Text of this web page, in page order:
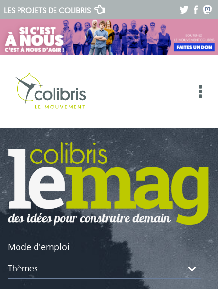
LES PROJETS DE COLIBRIS
Mode d'emploi
Thèmes